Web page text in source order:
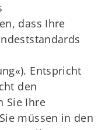
dass Ihre
Entspricht
den
Sie Ihre
müssen in den